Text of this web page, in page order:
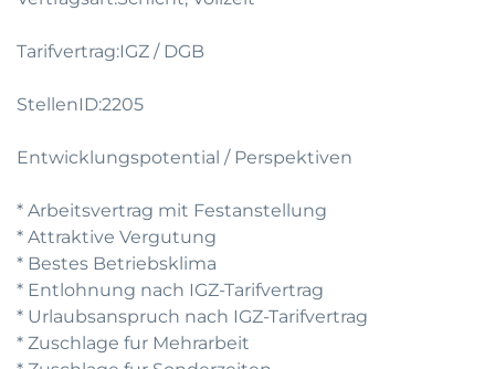
Tarifvertrag:IGZ / DGB
StellenID:2205
Entwicklungspotential / Perspektiven
* Arbeitsvertrag mit Festanstellung
* Attraktive Vergutung
* Bestes Betriebsklima
* Entlohnung nach IGZ-Tarifvertrag
* Urlaubsanspruch nach IGZ-Tarifvertrag
* Zuschlage fur Mehrarbeit